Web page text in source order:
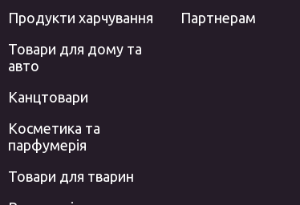
Продукти харчування
Товари для дому та
авто
Канцтовари
Косметика та
парфумерія
Товари для тварин
Партнерам